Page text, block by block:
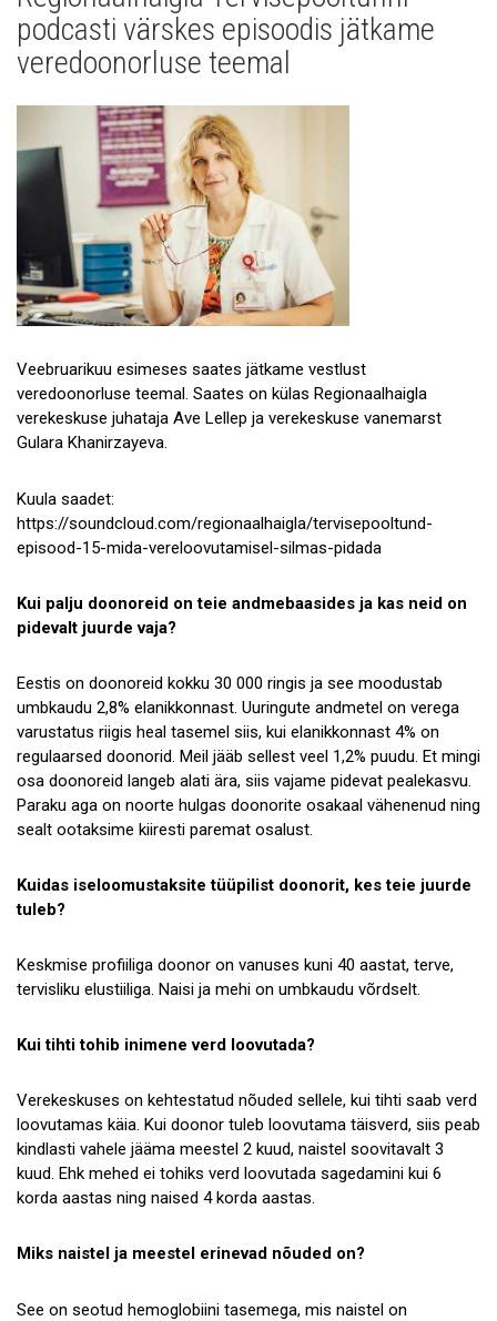
Galerii
Tule tööle!
Tule ekskursioonile!
Andmekaitse
podcasti värskes episoodis jätkame
veredoonorluse teemal
Veebruarikuu esimeses saates jätkame vestlust
veredoonorluse teemal. Saates on külas Regionaalhaigla
verekeskuse juhataja Ave Lellep ja verekeskuse vanemarst
Gulara Khanirzayeva.
Kuula saadet:
https://soundcloud.com/regionaalhaigla/tervisepooltund-
episood-15-mida-vereloovutamisel-silmas-pidada
Kui palju doonoreid on teie andmebaasides ja kas neid on
pidevalt juurde vaja?
Eestis on doonoreid kokku 30 000 ringis ja see moodustab
umbkaudu 2,8% elanikkonnast. Uuringute andmetel on verega
varustatus riigis heal tasemel siis, kui elanikkonnast 4% on
regulaarsed doonorid. Meil jääb sellest veel 1,2% puudu. Et mingi
osa doonoreid langeb alati ära, siis vajame pidevat pealekasvu.
Paraku aga on noorte hulgas doonorite osakaal vähenenud ning
sealt ootaksime kiiresti paremat osalust.
Kuidas iseloomustaksite tüüpilist doonorit, kes teie juurde
tuleb?
Keskmise profiiliga doonor on vanuses kuni 40 aastat, terve,
tervisliku elustiiliga. Naisi ja mehi on umbkaudu võrdselt.
Kui tihti tohib inimene verd loovutada?
Verekeskuses on kehtestatud nõuded sellele, kui tihti saab verd
loovutamas käia. Kui doonor tuleb loovutama täisverd, siis peab
kindlasti vahele jääma meestel 2 kuud, naistel soovitavalt 3
kuud. Ehk mehed ei tohiks verd loovutada sagedamini kui 6
korda aastas ning naised 4 korda aastas.
Miks naistel ja meestel erinevad nõuded on?
See on seotud hemoglobiini tasemega, mis naistel on